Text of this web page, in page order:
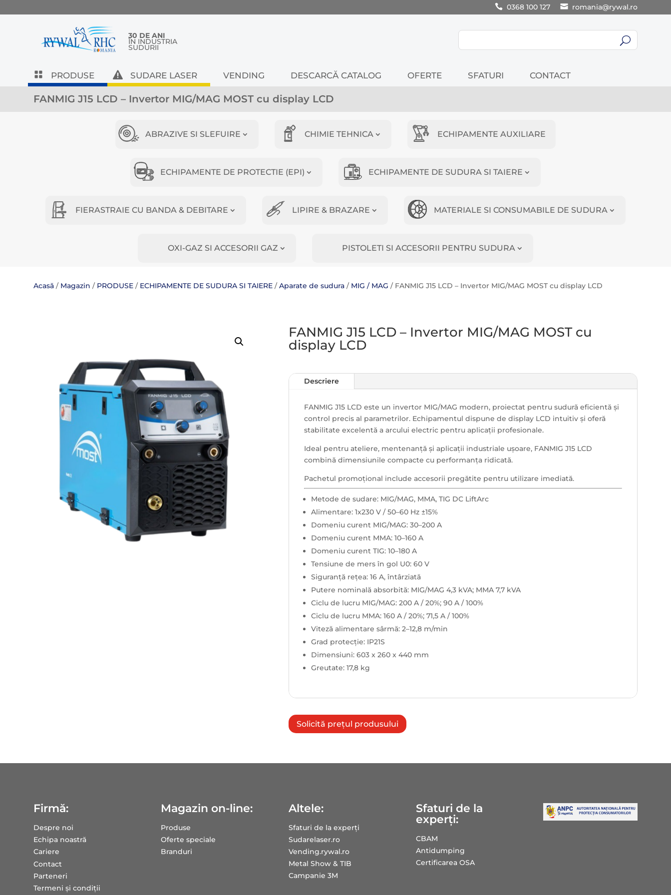
0368 100 127 romania@rywal.ro
30 DE ANI
ÎN INDUSTRIA
SUDURII
U
PRODUSE SUDARE LASER VENDING DESCARCĂ CATALOG OFERTE SFATURI CONTACT
FANMIG J15 LCD – Invertor MIG/MAG MOST cu display LCD
ABRAZIVE SI SLEFUIRE CHIMIE TEHNICA ECHIPAMENTE AUXILIARE
ECHIPAMENTE DE PROTECTIE (EPI) ECHIPAMENTE DE SUDURA SI TAIERE
FIERASTRAIE CU BANDA & DEBITARE LIPIRE & BRAZARE MATERIALE SI CONSUMABILE DE SUDURA
OXI-GAZ SI ACCESORII GAZ PISTOLETI SI ACCESORII PENTRU SUDURA
Acasă / Magazin / PRODUSE / ECHIPAMENTE DE SUDURA SI TAIERE /Aparate de sudura / MIG / MAG / FANMIG J15 LCD – Invertor MIG/MAG MOST cu display LCD
FANMIG J15 LCD – Invertor MIG/MAG MOST cu
display LCD
Descriere
FANMIG J15 LCD este un invertor MIG/MAG modern, proiectat pentru sudură eficientă și
control precis al parametrilor. Echipamentul dispune de display LCD intuitiv și oferă
stabilitate excelentă a arcului electric pentru aplicații profesionale.
Ideal pentru ateliere, mentenanță și aplicații industriale ușoare, FANMIG J15 LCD
combină dimensiunile compacte cu performanța ridicată.
Pachetul promoțional include accesorii pregătite pentru utilizare imediată.
Metode de sudare: MIG/MAG, MMA, TIG DC LiftArc
Alimentare: 1x230 V / 50–60 Hz ±15%
Domeniu curent MIG/MAG: 30–200 A
Domeniu curent MMA: 10–160 A
Domeniu curent TIG: 10–180 A
Tensiune de mers în gol U0: 60 V
Siguranță rețea: 16 A, întârziată
Putere nominală absorbită: MIG/MAG 4,3 kVA; MMA 7,7 kVA
Ciclu de lucru MIG/MAG: 200 A / 20%; 90 A / 100%
Ciclu de lucru MMA: 160 A / 20%; 71,5 A / 100%
Viteză alimentare sârmă: 2–12,8 m/min
Grad protecție: IP21S
Dimensiuni: 603 x 260 x 440 mm
Greutate: 17,8 kg
Solicită prețul produsului
Firmă:
Despre noi
Echipa noastră
Cariere
Contact
Parteneri
Termeni și condiții
Magazin on-line:
Produse
Oferte speciale
Branduri
Altele:
Sfaturi de la experți
Sudarelaser.ro
Vending.rywal.ro
Metal Show & TIB
Campanie 3M
Sfaturi de la
experți:
CBAM
Antidumping
Certificarea OSA